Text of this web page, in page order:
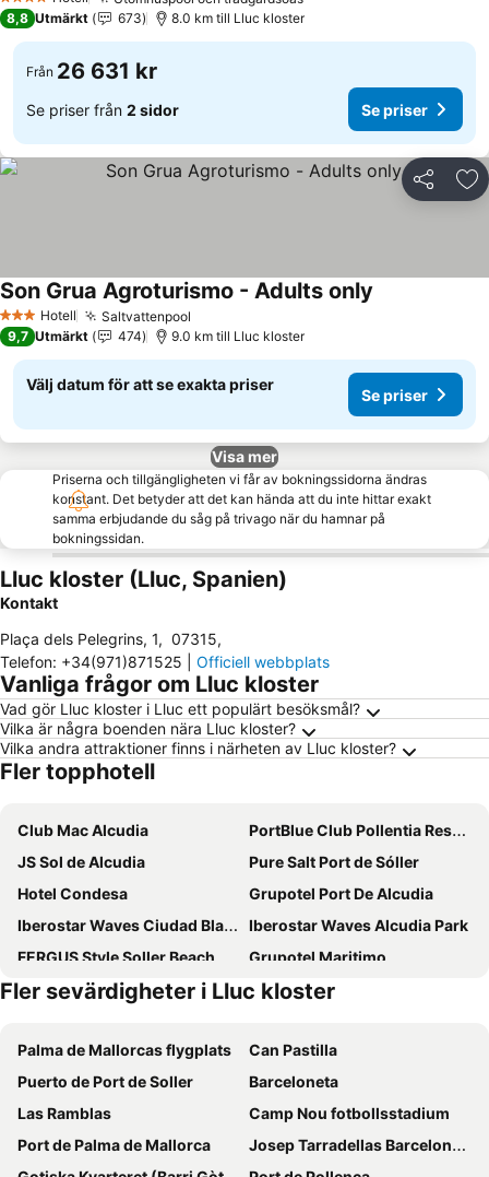
4 Stjärnor
8,8 Utmärkt 673 8.0 km till Lluc kloster
Från 26 631 kr
Se priser från 2 sidor Se priser
Dela
3 StjärnorHotell Saltvattenpool
Son Grua Agroturismo - Adults only
9,7 Utmärkt 474 9.0 km till Lluc kloster
Välj datum för att se exakta priser
Se priser
Visa mer
Priserna och tillgängligheten vi får av bokningssidorna ändras
konstant. Det betyder att det kan hända att du inte hittar exakt
samma erbjudande du såg på trivago när du hamnar på
bokningssidan.
Lluc kloster (Lluc, Spanien)
Kontakt
Plaça dels Pelegrins, 1, 07315,
Telefon: +34(971)871525 Officiell webbplats
Vanliga frågor om Lluc kloster
Vad gör Lluc kloster i Lluc ett populärt besöksmål?
Vilka är några boenden nära Lluc kloster?
Vilka andra attraktioner finns i närheten av Lluc kloster?
Fler topphotell
Club Mac Alcudia
PortBlue Club Pollentia Resort & Spa
JS Sol de Alcudia
Pure Salt Port de Sóller
Hotel Condesa
Grupotel Port De Alcudia
Iberostar Waves Ciudad Blanca
Iberostar Waves Alcudia Park
FERGUS Style Soller Beach
Grupotel Maritimo
INNSiDE by Meliá Alcudia
Hotel Eden Soller
Hotel Eden Nord Soller
TUI BLUE Alcudia Pins
Bikini Island & Mountain Hotel Port de Sóller
Las Gaviotas Suites Hotel
Aluasun Continental Park Hotel & Apartments
THB Bamboo Alcudia
Cabot Pollensa Park Spa
Iberostar Waves Playa de Muro
Fler sevärdigheter i Lluc kloster
Palma de Mallorcas flygplats
Can Pastilla
Puerto de Port de Soller
Barceloneta
Las Ramblas
Camp Nou fotbollsstadium
Port de Palma de Mallorca
Josep Tarradellas Barcelona–El Prat Airport